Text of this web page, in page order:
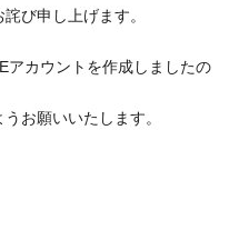
び申し上げます。
アカウントを作成しましたの
お願いいたします。